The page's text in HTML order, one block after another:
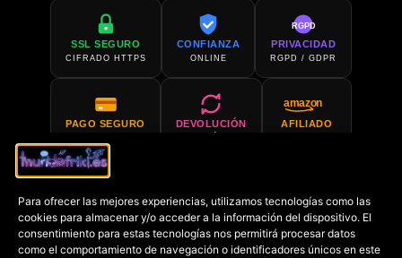
Para ofrecer las mejores experiencias, utilizamos tecnologías como las
cookies para almacenar y/o acceder a la información del dispositivo. El
consentimiento para estas tecnologías nos permitirá procesar datos
como el comportamiento de navegación o identificadores únicos en este
SSL SEGURO
CIFRADO HTTPS
CONFIANZA
ONLINE
RGPD
PRIVACIDAD
RGPD / GDPR
PAGO SEGURO DEVOLUCIÓN
amazon
AFILIADO
SOPORTE 24H
SIEMPRE DISPONIBLE
COMPRA EN
AMAZON